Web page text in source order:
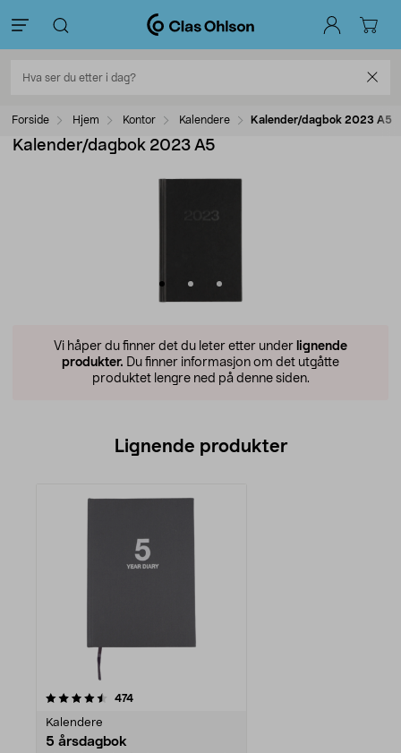
Forside Hjem Kontor Kalendere Kalender/dagbok 2023 A5
Kalender/dagbok 2023 A5
Vi håper du finner det du leter etter under lignende
produkter. Du finner informasjon om det utgåtte
produktet lengre ned på denne siden.
Lignende produkter
474anmeldelser
Kalendere
5 årsdagbok